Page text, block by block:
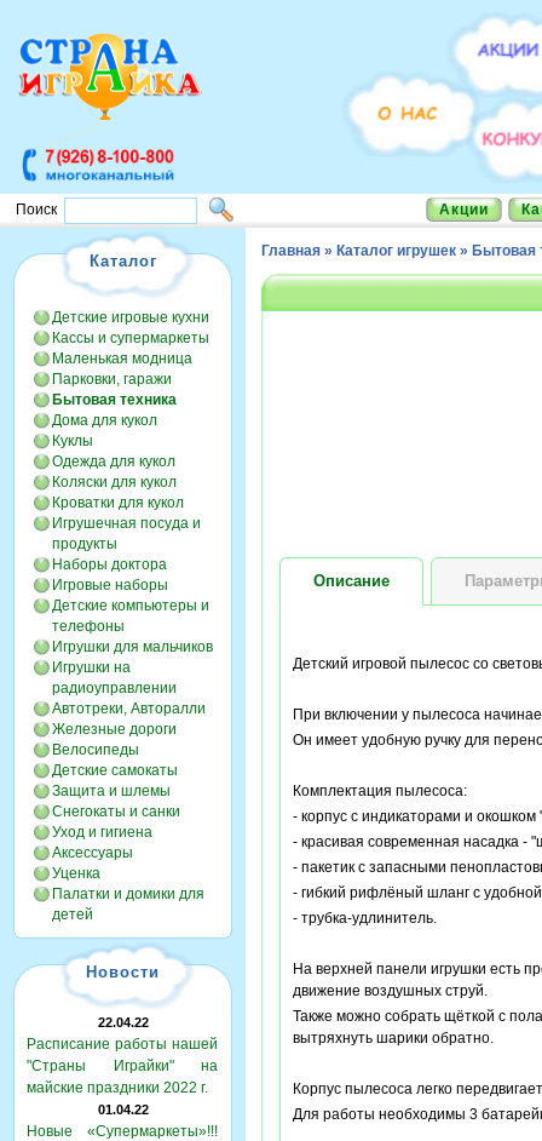
Поиск Акции
Каталог
Детские игровые кухни
Кассы и супермаркеты
Маленькая модница
Парковки, гаражи
Бытовая техника
Дома для кукол
Куклы
Одежда для кукол
Коляски для кукол
Кроватки для кукол
Игрушечная посуда и
продукты
Наборы доктора
Игровые наборы
Детские компьютеры и
телефоны
Игрушки для мальчиков
Игрушки на
радиоуправлении
Автотреки, Авторалли
Железные дороги
Велосипеды
Детские самокаты
Защита и шлемы
Снегокаты и санки
Уход и гигиена
Аксессуары
Уценка
Палатки и домики для
детей
Новости
22.04.22
Расписание работы нашей
"Страны Играйки" на
майские праздники 2022 г.
01.04.22
Новые «Супермаркеты»!!!
Главная » Каталог игрушек » Бытовая
Описание
Детский игровой пылесос со
При включении у пылесоса
Он имеет удобную ручку для
Комплектация пылесоса:
- корпус с индикаторами и окошком
- красивая современная насадка -
- пакетик с запасными
- гибкий рифлёный шланг с удобной
- трубка-удлинитель.
На верхней панели игрушки есть
движение воздушных струй.
Также можно собрать щёткой с
вытряхнуть шарики обратно.
Корпус пылесоса легко
Для работы необходимы 3